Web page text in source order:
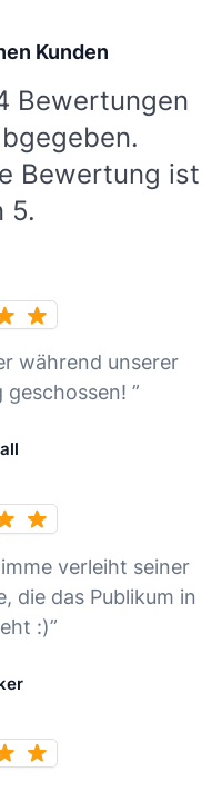
Kunden
Bewertungen
Bewertung ist
5.
während unserer
”
verleiht seiner
die das Publikum in
:)”